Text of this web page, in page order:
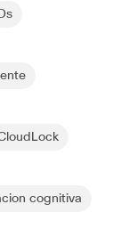
cognitiva